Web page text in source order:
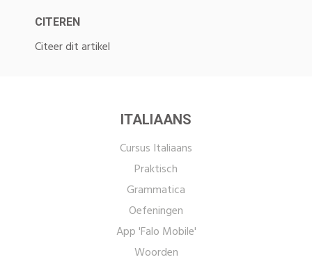
CITEREN
Citeer dit artikel
ITALIAANS
Cursus Italiaans
Praktisch
Grammatica
Oefeningen
App 'Falo Mobile'
Woorden